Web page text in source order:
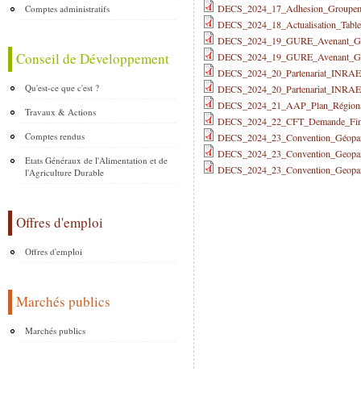
Comptes administratifs
Conseil de Développement
Qu'est-ce que c'est ?
Travaux & Actions
Comptes rendus
Etats Généraux de l'Alimentation et de
l'Agriculture Durable
Offres d'emploi
Offres d'emploi
Marchés publics
Marchés publics